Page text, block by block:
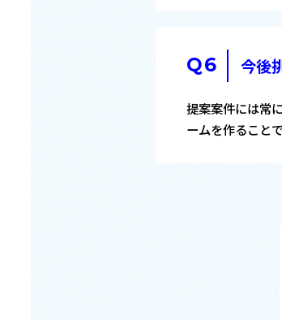
今後
提案案件には常
ームを作ることで